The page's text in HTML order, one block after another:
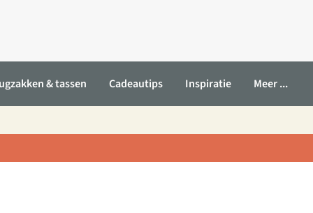
& tassen Cadeautips Inspiratie Meer ...